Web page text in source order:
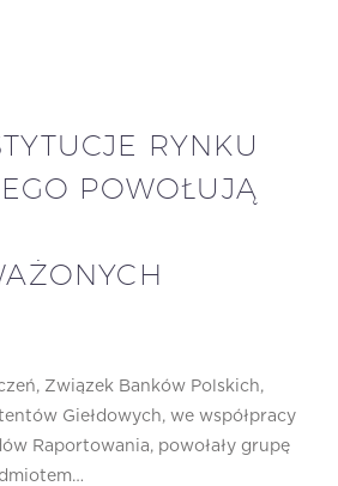
RYNKU
POWOŁUJĄ
Związek Banków Polskich,
Giełdowych, we współpracy
Raportowania, powołały grupę